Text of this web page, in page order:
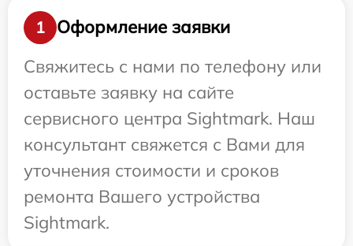
1
Оформление заявки
Свяжитесь с нами по телефону или
оставьте заявку на сайте
сервисного центра Sightmark. Наш
консультант свяжется с Вами для
уточнения стоимости и сроков
ремонта Вашего устройства
Sightmark.